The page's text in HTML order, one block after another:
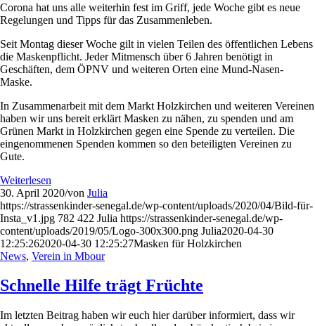
Corona hat uns alle weiterhin fest im Griff, jede Woche gibt es neue
Regelungen und Tipps für das Zusammenleben.
Seit Montag dieser Woche gilt in vielen Teilen des öffentlichen Lebens
die Maskenpflicht. Jeder Mitmensch über 6 Jahren benötigt in
Geschäften, dem ÖPNV und weiteren Orten eine Mund-Nasen-
Maske.
In Zusammenarbeit mit dem Markt Holzkirchen und weiteren Vereinen
haben wir uns bereit erklärt Masken zu nähen, zu spenden und am
Grünen Markt in Holzkirchen gegen eine Spende zu verteilen. Die
eingenommenen Spenden kommen so den beteiligten Vereinen zu
Gute.
Weiterlesen
30. April 2020/von Julia
https://strassenkinder-senegal.de/wp-content/uploads/2020/04/Bild-für-
Insta_v1.jpg 782 422 Julia https://strassenkinder-senegal.de/wp-
content/uploads/2019/05/Logo-300x300.png Julia2020-04-30
12:25:262020-04-30 12:25:27Masken für Holzkirchen
News, Verein in Mbour
Schnelle Hilfe trägt Früchte
Im letzten Beitrag haben wir euch hier darüber informiert, dass wir